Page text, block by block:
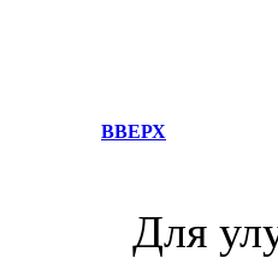
ВВЕРХ
Для